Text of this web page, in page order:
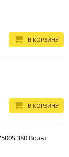
В КОРЗИНУ
В КОРЗИНУ
380 Вольт